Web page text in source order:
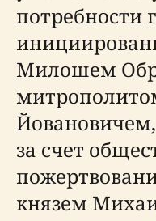
потребности
Милошем
за счет
князем